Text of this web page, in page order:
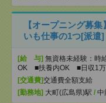
【オープニング募
いも仕事の1つ[派遣]
[給 与] 無資格未経験：
OK ■扶養内OK ■日収1万
[交通費]交通費全額支給
[勤務地] 大町(広島県)駅 / 中